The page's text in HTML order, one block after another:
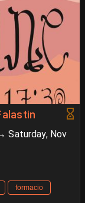
Saturday, Nov
formacio